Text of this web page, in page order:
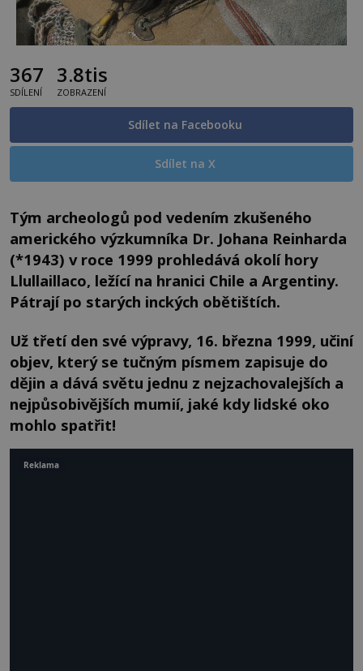
367
SDÍLENÍ
3.8tis
ZOBRAZENÍ
Sdílet na Facebooku
Sdílet na X
Tým archeologů pod vedením zkušeného
amerického výzkumníka Dr. Johana Reinharda
(*1943) v roce 1999 prohledává okolí hory
Llullaillaco, ležící na hranici Chile a Argentiny.
Pátrají po starých inckých obětištích.
Už třetí den své výpravy, 16. března 1999, učiní
objev, který se tučným písmem zapisuje do
dějin a dává světu jednu z nejzachovalejších a
nejpůsobivějších mumií, jaké kdy lidské oko
mohlo spatřit!
Reklama